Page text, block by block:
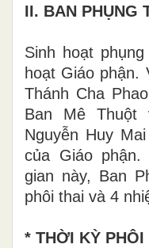
II. BAN PHỤNG
Sinh hoạt
hoạt Giáo phận.
Thánh Cha
Ban Mê
Nguyễn Huy
của Giáo
gian này, Ban
phôi thai và 4
* THỜI KỲ